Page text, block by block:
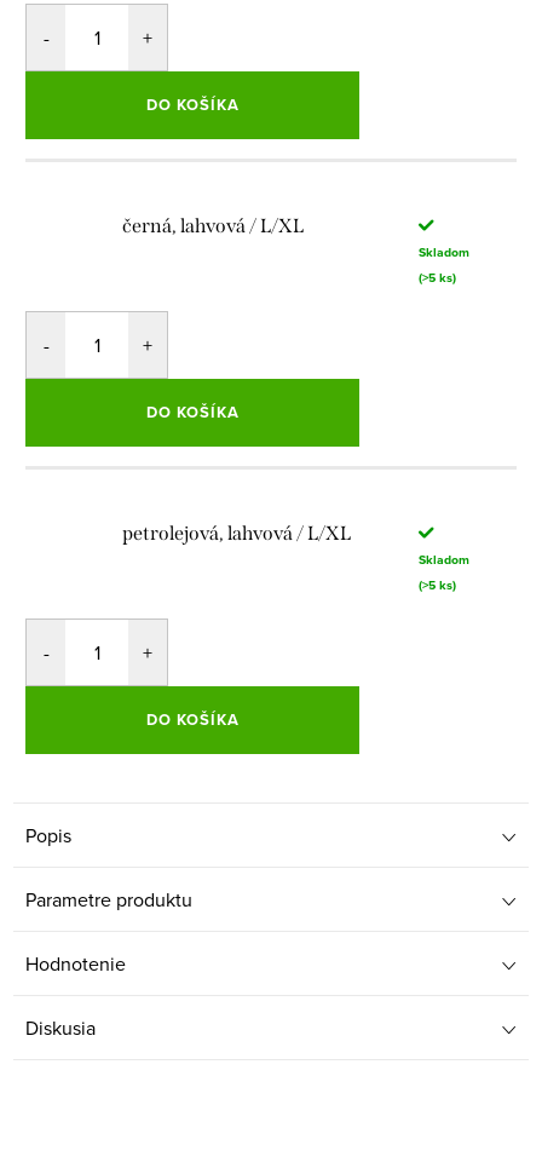
DO KOŠÍKA
černá, lahvová / L/XL
Skladom
(>5 ks)
DO KOŠÍKA
petrolejová, lahvová / L/XL
Skladom
(>5 ks)
DO KOŠÍKA
Popis
Parametre produktu
Hodnotenie
Diskusia